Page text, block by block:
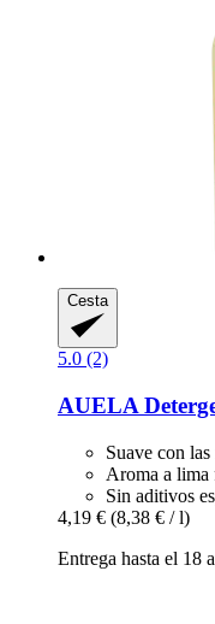
Cesta
5.0 (2)
AUELA
Suave con las
Aroma a lima
Sin aditivos
4,19 € (8,38 € / l)
Entrega hasta el 18